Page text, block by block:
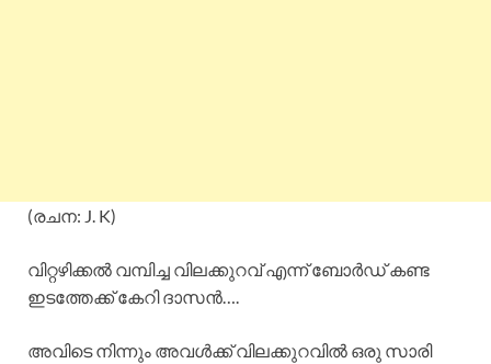
(രചന: J. K)
വിറ്റഴിക്കൽ വമ്പിച്ച വിലക്കുറവ് എന്ന് ബോർഡ് കണ്ട
ഇടത്തേക്ക് കേറി ദാസൻ….
അവിടെ നിന്നും അവൾക്ക് വിലക്കുറവിൽ ഒരു സാരി